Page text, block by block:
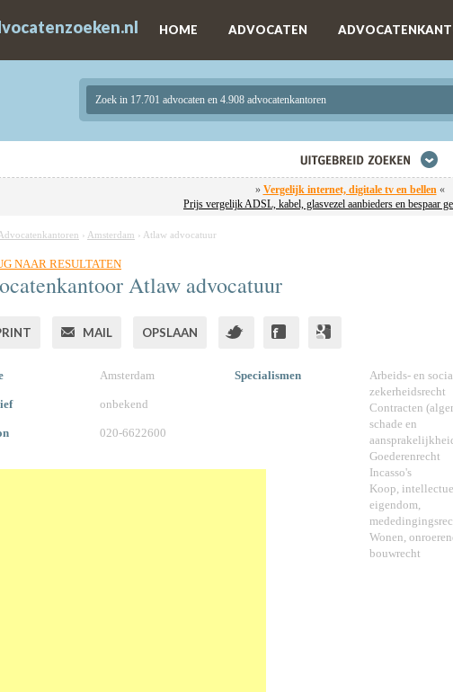
HOME ADVOCATEN
Zoek in 17.701 advocaten en 4.908 advocatenkantoren
» Vergelijk internet, digitale tv en bellen«
Prijs vergelijk ADSL, kabel, glasvezel aanbieders en bespaar
› Amsterdam › Atlaw advocatuur
NAAR RESULTATEN
Atlaw advocatuur
MAIL OPSLAAN
Amsterdam
onbekend
020-6622600
Specialismen
Arbeids- en
zekerheidsrecht
Contracten
schade en
Goederenrecht
Incasso's
Koop,
eigendom,
Wonen,
bouwrecht